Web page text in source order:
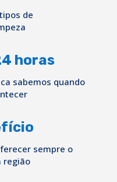
de
horas
sabemos quando
sempre o
região